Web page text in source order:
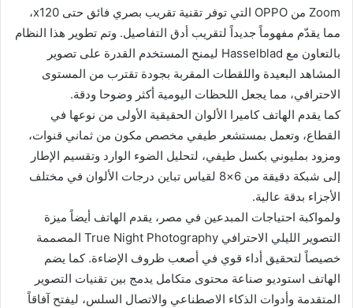
Zoom من OPPO التي توفر تقنية تقريب بصري فائق حتى x120،
مما يقدّم مفهوماً جديداً لتقريب أدق التفاصيل. وتم تطوير هذا النظام
بالتعاون مع Hasselblad ليمنح المستخدم القدرة على تصوير
المشاهد البعيدة واللقطات المقربة بجودة تقترب من المستوى
الاحترافي، مما يجعل اللحظات اليومية أكثر وضوحا ودقة.
كما يقدم الهاتف كاميرا الألوان الحقيقية الأولى من نوعها في
القطاع، وتعمل بمستشعر طيفي مخصص مكون من ثماني قنوات،
ومزود بمليوني بكسل طيفي، لتحليل الضوء الوارد وتقسيم الإطار
إلى شبكة دقيقة من 6×8 لقياس تباين درجات الألوان في مختلف
الأجزاء بدقة عالية.
ولمواكبة احتياجات المبدعين في مصر، يقدم الهاتف أيضاً ميزة
التصوير الليلي الاحترافي True Night Photography المصممة
خصيصاً لتحقيق أداء قوي في أصعب ظروف الإضاءة. كما يضم
الهاتف استوديو صناعة محتوى متكامل يدمج بين تقنيات التصوير
المتقدمة وأدوات الذكاء الاصطناعي والاتصال السلس، ليفتح آفاقاً